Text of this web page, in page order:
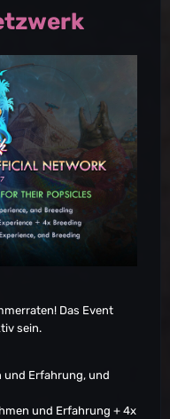
Das Event
sein.
und Erfahrung, und
und Erfahrung + 4x